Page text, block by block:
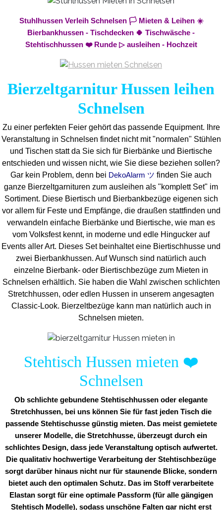
Stuhlhussen Verleih Schnelsen 🏳️ Mieten & Leihen ☀️
Bierbankhussen - Tischdecken 🍀 Tischwäsche -
Stehtischhussen ❤️ Runde ▷ ausleihen - Hochzeit
Bierzeltgarnitur Hussen leihen
Schnelsen
Zu einer perfekten Feier gehört das passende Equipment.
Ihre
Veranstaltung in Schnelsen findet nicht mit "normalen" Stühlen
und Tischen statt da Sie sich für Bierbänke und Biertische
entschieden und wissen nicht, wie Sie diese beziehen sollen?
Gar kein Problem, denn bei DekoAlarm ツ finden Sie auch
ganze Bierzeltgarnituren zum ausleihen als "komplett Set" im
Sortiment. Diese Biertisch und Bierbankbezüge eigenen sich
vor allem für Feste und Empfänge, die draußen stattfinden und
verwandeln einfache Bierbänke und Biertische, wie man es
vom Volksfest kennt, in moderne und edle Hingucker auf
Events aller Art. Dieses Set beinhaltet eine Biertischhusse und
zwei Bierbankhussen. Auf Wunsch sind natürlich auch
einzelne Bierbank- oder Biertischbezüge zum Mieten in
Schnelsen erhältlich. Sie haben die Wahl zwischen schlichten
Stretchhussen, oder edlen Hussen in unserem angesagten
Classic-Look. Bierzeltbezüge kann man natürlich auch in
Schnelsen mieten.
Stehtisch Hussen mieten ❤️
Schnelsen
Ob schlichte gebundene Stehtischhussen oder elegante
Stretchhussen, bei uns können Sie für fast jeden Tisch die
passende Stehtischusse günstig mieten. Das meist gemietete
unserer Modelle, die Stretchhusse, überzeugt durch ein
schlichtes Design, dass jede Veranstaltung optisch aufwertet.
Die qualitativ hochwertige Verarbeitung der Stehtischbezüge
sorgt darüber hinaus nicht nur für staunende Blicke, sondern
bietet auch den optimalen Schutz. Das im Stoff verarbeitete
Elastan sorgt für eine optimale Passform (für alle gängigen
Stehtisch Modelle), sodass unschöne Falten gar nicht erst